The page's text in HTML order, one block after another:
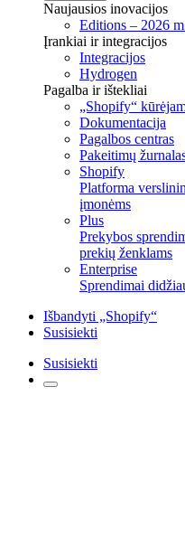
Naujausios inovacijos
Editions – 2026
Įrankiai ir integracijos
Integracijos
Hydrogen
Pagalba ir ištekliai
„Shopify“
Dokumentacija
Pagalbos centras
Pakeitimų
Shopify
Platforma
įmonėms
Plus
Prekybos
prekių ženklams
Enterprise
Sprendimai
Išbandyti „Shopify“
Susisiekti
Susisiekti